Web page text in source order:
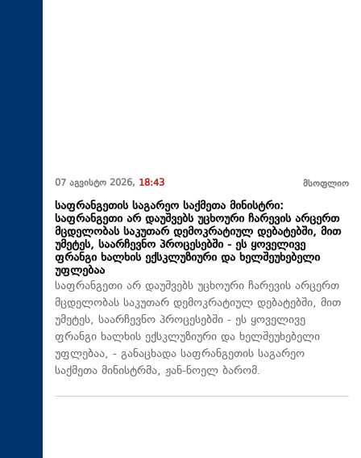
07 აგვისტო 2026, 18:43 მსოფლიო
საფრანგეთის საგარეო საქმეთა მინისტრი:
საფრანგეთი არ დაუშვებს უცხოური ჩარევის არცერთ
მცდელობას საკუთარ დემოკრატიულ დებატებში, მით
უმეტეს, საარჩევნო პროცესებში - ეს ყოველივე
ფრანგი ხალხის ექსკლუზიური და ხელშეუხებელი
უფლებაა
საფრანგეთი არ დაუშვებს უცხოური ჩარევის არცერთ
მცდელობას საკუთარ დემოკრატიულ დებატებში, მით
უმეტეს, საარჩევნო პროცესებში - ეს ყოველივე
ფრანგი ხალხის ექსკლუზიური და ხელშეუხებელი
უფლებაა, - განაცხადა საფრანგეთის საგარეო
საქმეთა მინისტრმა, ჟან-ნოელ ბარომ.